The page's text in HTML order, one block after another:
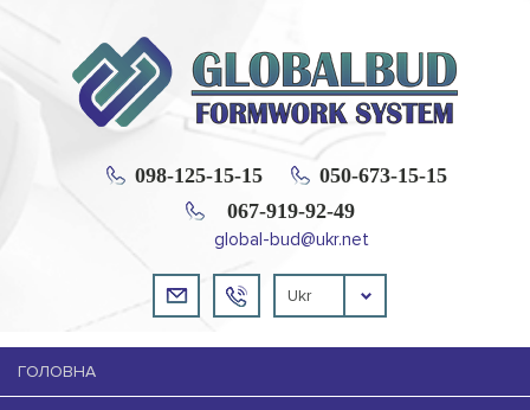
098-125-15-15
050-673-15-15
067-919-92-49
global-bud@ukr.net
Ukr
ГОЛОВНА